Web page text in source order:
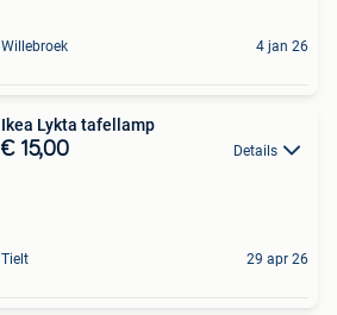
Willebroek 4 jan 26
Ikea Lykta tafellamp
€ 15,00 Details
Tielt 29 apr 26